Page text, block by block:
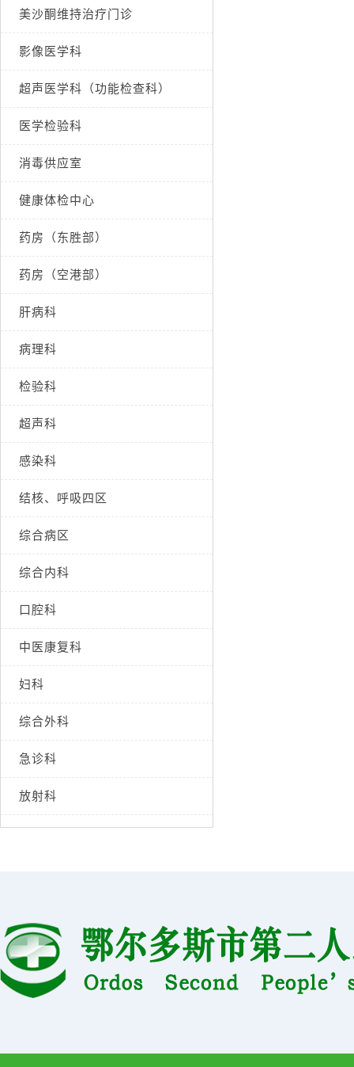
美沙酮维持治疗门诊
影像医学科
超声医学科（功能检查科）
医学检验科
消毒供应室
健康体检中心
药房（东胜部）
药房（空港部）
肝病科
病理科
检验科
超声科
感染科
结核、呼吸四区
综合病区
综合内科
口腔科
中医康复科
妇科
综合外科
急诊科
放射科